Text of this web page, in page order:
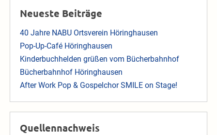
Neueste Beiträge
40 Jahre NABU Ortsverein Höringhausen
Pop-Up-Café Höringhausen
Kinderbuchhelden grüßen vom Bücherbahnhof
Bücherbahnhof Höringhausen
After Work Pop & Gospelchor SMILE on Stage!
Quellennachweis